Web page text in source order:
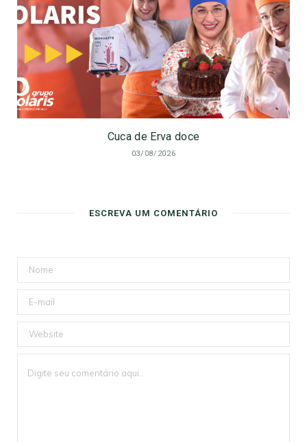
Cuca de Erva doce
03/08/2026
ESCREVA UM COMENTÁRIO